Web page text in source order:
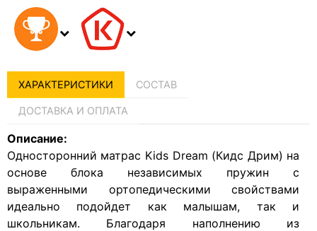
ХАРАКТЕРИСТИКИ СОСТАВ
ДОСТАВКА И ОПЛАТА
Описание:
Односторонний матрас Kids Dream (Кидс Дрим) на
основе блока независимых пружин с
выраженными ортопедическими свойствами
идеально подойдет как малышам, так и
школьникам. Благодаря наполнению из